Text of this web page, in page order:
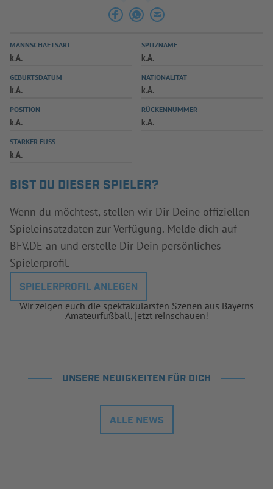
SPIELPLUS
MANNSCHAFTSART
k.A.
SPITZNAME
k.A.
GEBURTSDATUM
k.A.
NATIONALITÄT
k.A.
POSITION
k.A.
RÜCKENNUMMER
k.A.
STARKER FUSS
k.A.
BIST DU DIESER SPIELER?
Wenn du möchtest, stellen wir Dir Deine offiziellen
Spieleinsatzdaten zur Verfügung. Melde dich auf
BFV.DE an und erstelle Dir Dein persönliches
Spielerprofil.
SPIELERPROFIL ANLEGEN
Wir zeigen euch die spektakulärsten Szenen aus Bayerns
Amateurfußball, jetzt reinschauen!
UNSERE NEUIGKEITEN FÜR DICH
ALLE NEWS